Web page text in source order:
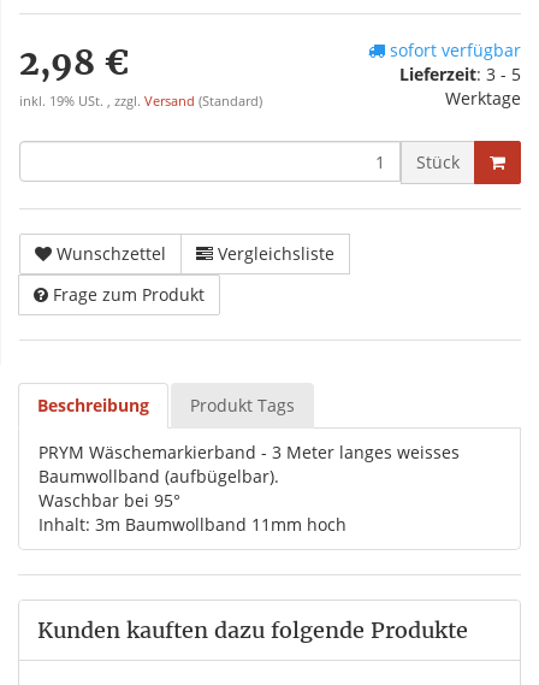
2,98 €
inkl. 19% USt. , zzgl. Versand (Standard)
sofort verfügbar
Lieferzeit: 3 - 5
Werktage
Stück
Wunschzettel
Vergleichsliste
Frage zum Produkt
Beschreibung Produkt Tags
PRYM Wäschemarkierband - 3 Meter langes weisses
Baumwollband (aufbügelbar).
Waschbar bei 95°
Inhalt: 3m Baumwollband 11mm hoch
Kunden kauften dazu folgende Produkte